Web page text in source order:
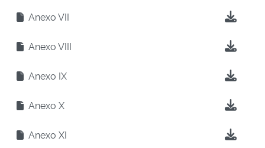
Anexo VII
Anexo VIII
Anexo IX
Anexo X
Anexo XI